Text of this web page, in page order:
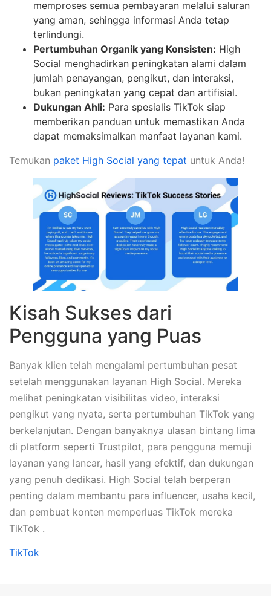
memproses semua pembayaran melalui saluran
yang aman, sehingga informasi Anda tetap
terlindungi.
Pertumbuhan Organik yang Konsisten: High
Social menghadirkan peningkatan alami dalam
jumlah penayangan, pengikut, dan interaksi,
bukan peningkatan yang cepat dan artifisial.
Dukungan Ahli: Para spesialis TikTok siap
memberikan panduan untuk memastikan Anda
dapat memaksimalkan manfaat layanan kami.
Temukan paket High Social yang tepat untuk Anda!
Kisah Sukses dari
Pengguna yang Puas
Banyak klien telah mengalami pertumbuhan pesat
setelah menggunakan layanan High Social. Mereka
melihat peningkatan visibilitas video, interaksi
pengikut yang nyata, serta pertumbuhan TikTok yang
berkelanjutan. Dengan banyaknya ulasan bintang lima
di platform seperti Trustpilot, para pengguna memuji
layanan yang lancar, hasil yang efektif, dan dukungan
yang penuh dedikasi. High Social telah berperan
penting dalam membantu para influencer, usaha kecil,
dan pembuat konten memperluas TikTok mereka
TikTok .
TikTok